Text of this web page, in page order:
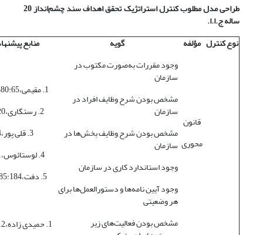
طراحی مدل مطلوب کنترل استراتژیک تحقق اهداف سند چشم‌انداز 20
ساله ج.ا.ا.
نوع کنترل مؤلفه گویه منابع
قانون
محوری
وجود مقررات به‌صورت مکتوب در
سازمان
مشخص بودن شرح وظایف افراد در
سازمان
مشخص بودن شرح وظایف بخش‌ها در
سازمان
وجود استاندارد کاری در سازمان
وجود آیین نامه‌ها و دستورالعمل‌ها برای
هر وضعیتی
1. مقیمی،1380:65 و 190
2. رستگاری،1385:220
3. قلی پور،1380:34
4. لوستائوس،1385:51
5. دفت،1385:184-186
مشخص بودن فعالیت‌های زیر
1. حمیدی زاده،1385:112